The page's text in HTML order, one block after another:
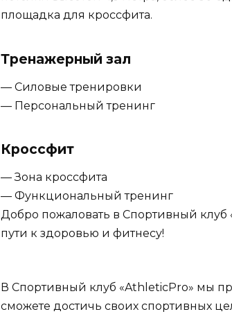
площадка для кроссфита.
Тренажерный зал
— Силовые тренировки
— Персональный тренинг
Кроссфит
— Зона кроссфита
— Функциональный тренинг
Добро пожаловать в Спортивный
пути к здоровью и фитнесу!
В Спортивный клуб «AthleticPro» мы
сможете достичь своих спортивных